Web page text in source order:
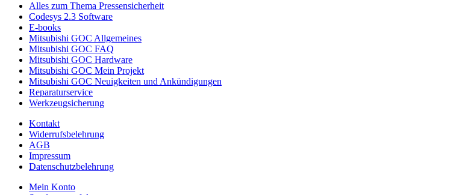
Alles zum Thema Pressensicherheit
Codesys 2.3 Software
E-books
Mitsubishi GOC Allgemeines
Mitsubishi GOC FAQ
Mitsubishi GOC Hardware
Mitsubishi GOC Mein Projekt
Mitsubishi GOC Neuigkeiten und Ankündigungen
Reparaturservice
Werkzeugsicherung
Kontakt
Widerrufsbelehrung
AGB
Impressum
Datenschutzbelehrung
Mein Konto